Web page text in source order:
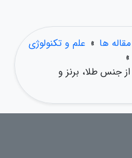
ها » علم و تکنولوژی
»
نسخه های لوکس اپل واچ 7 از جنس طلا، برنز و